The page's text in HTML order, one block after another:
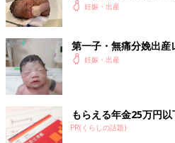
妊娠・出産
第一子・無痛分娩出産
妊娠・出産
もらえる年金25万円
PR(くらしの話題)